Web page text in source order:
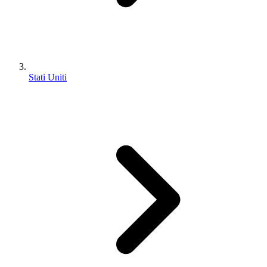
Stati Uniti